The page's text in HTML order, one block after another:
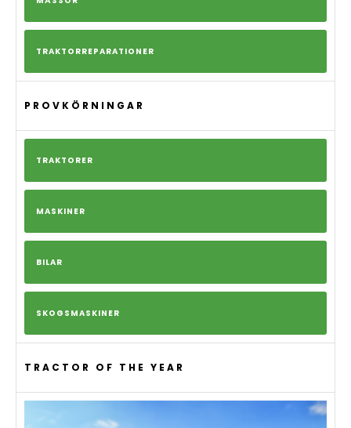
TRAKTORREPARATIONER
PROVKÖRNINGAR
TRAKTORER
MASKINER
BILAR
SKOGSMASKINER
TRACTOR OF THE YEAR